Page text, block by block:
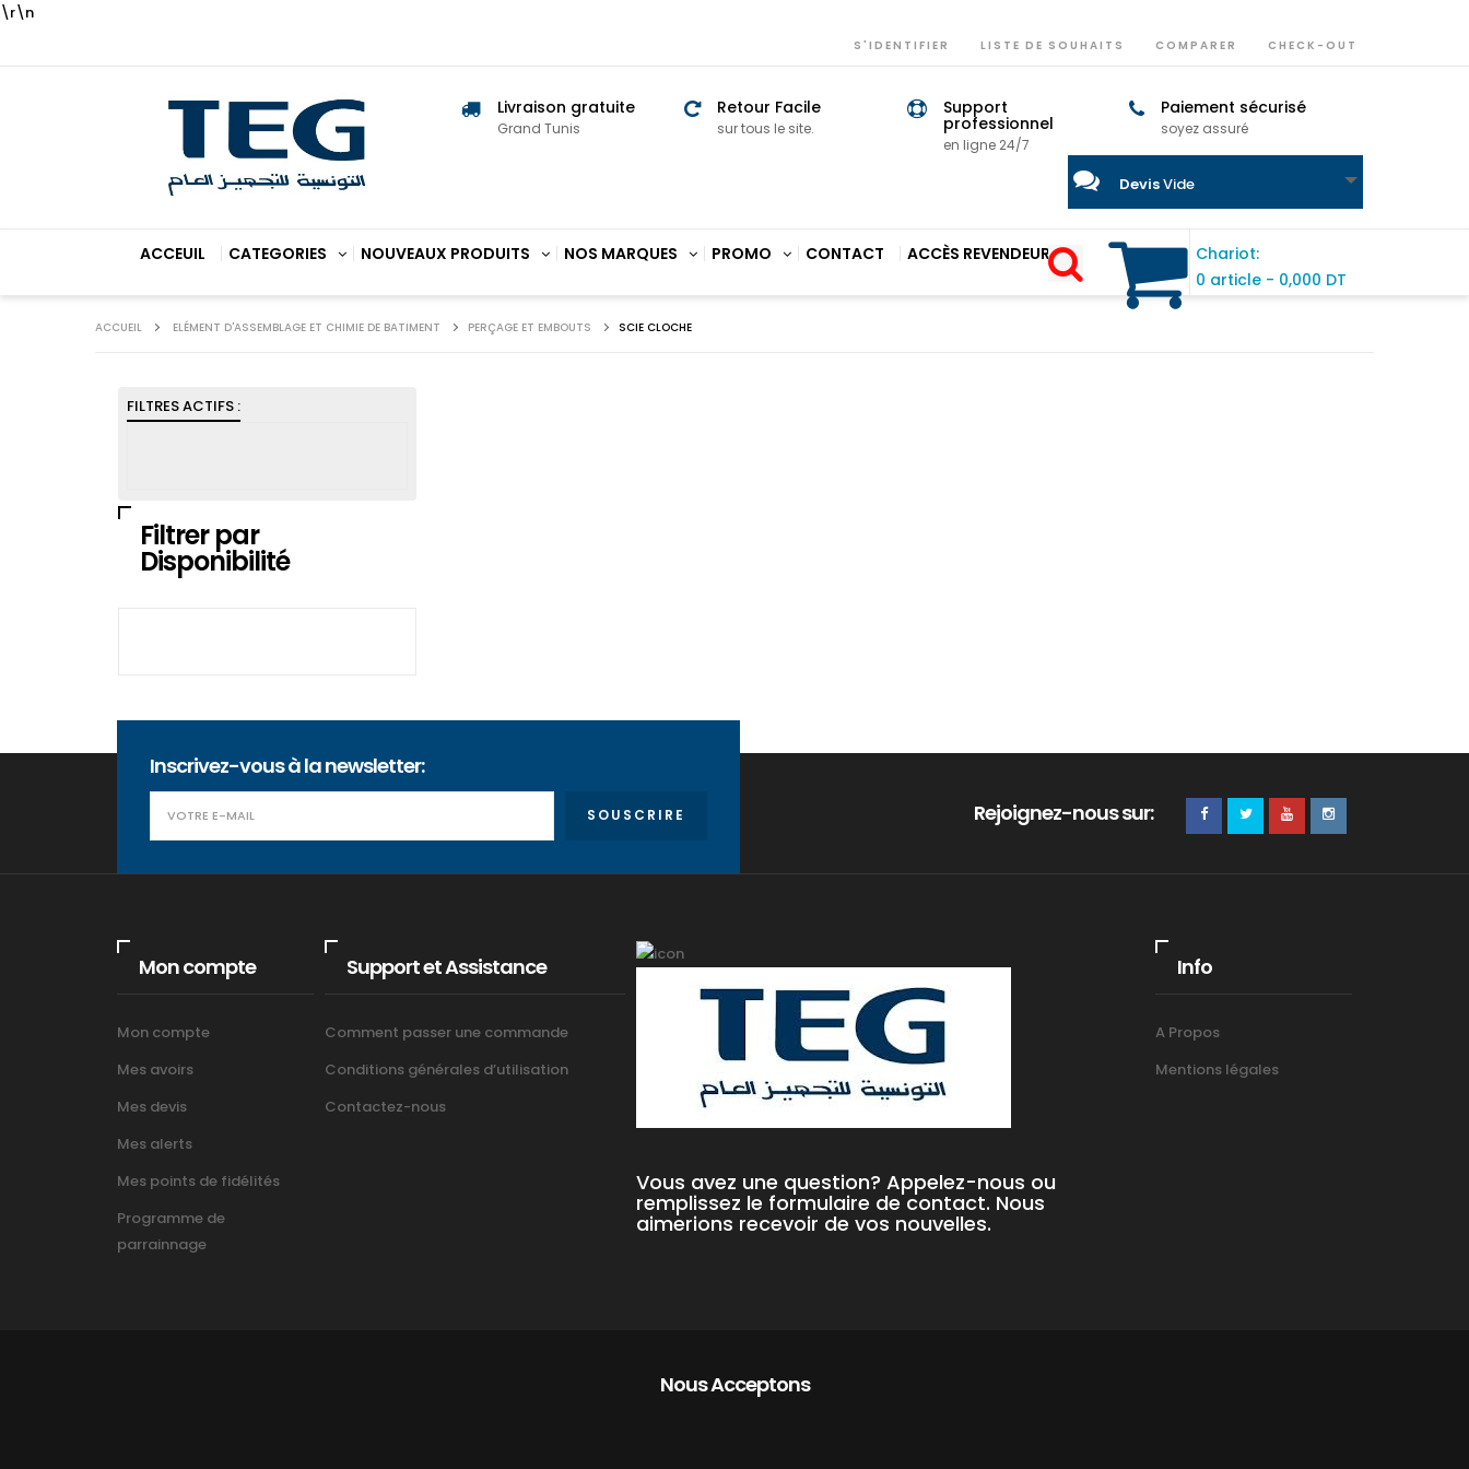
\r\n
S'IDENTIFIER LISTE DE SOUHAITS COMPARER CHECK-OUT
Livraison gratuite
Grand Tunis
Retour Facile
sur tous le site.
Support
professionnel
en ligne 24/7
Paiement sécurisé
soyez assuré
ACCEUIL CATEGORIES NOUVEAUX PRODUITS NOS MARQUES PROMO CONTACT ACCÈS REVENDEUR
Chariot:
0 article - 0,000 DT
DevisVide
ACCUEIL ELÉMENT D'ASSEMBLAGE ET CHIMIE DE BATIMENT PERÇAGE ET EMBOUTS SCIE CLOCHE
FILTRES ACTIFS :
Filtrer par
Disponibilité
Inscrivez-vous à la newsletter:
SOUSCRIRE Rejoignez-nous sur:
Mon compte
Mon compte
Mes avoirs
Mes devis
Mes alerts
Mes points de fidélités
Programme de
parrainnage
Support et Assistance
Comment passer une commande
Conditions générales d’utilisation
Contactez-nous
Vous avez une question? Appelez-nous ou
remplissez le formulaire de contact. Nous
aimerions recevoir de vos nouvelles.
Info
A Propos
Mentions légales
Nous Acceptons